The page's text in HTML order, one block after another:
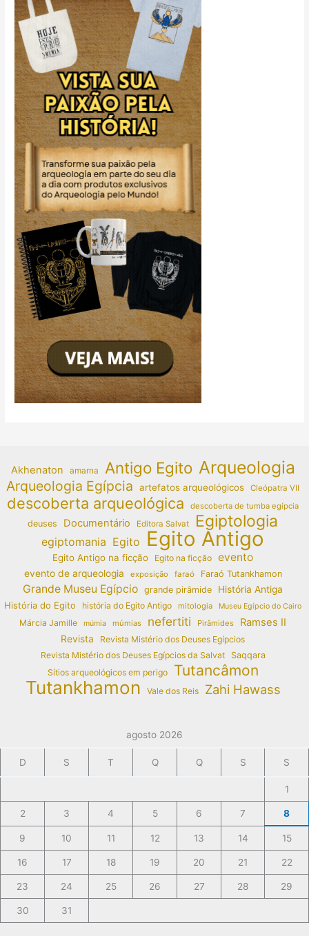
Akhenaton amarna Antigo Egito Arqueologia
Arqueologia Egípcia artefatos arqueológicos Cleópatra VII
descoberta arqueológica descoberta de tumba egípcia
deuses Documentário Editora Salvat Egiptologia
egiptomania Egito Egito Antigo
Egito Antigo na ficção Egito na ficção evento
evento de arqueologia exposição faraó Faraó Tutankhamon
Grande Museu Egípcio grande pirâmide
História Antiga
História do Egito
história do Egito Antigo mitologia Museu Egípcio do Cairo
Márcia Jamille múmia múmias nefertiti Pirâmides Ramses II
Revista
Revista Mistério dos Deuses Egípcios
Revista Mistério dos Deuses Egípcios da Salvat
Saqqara
Sítios arqueológicos em perigo
Tutancâmon
Tutankhamon Vale dos Reis Zahi Hawass
agosto 2026
D S T Q Q S S
1
2 3 4 5 6 7 8
9 10 11 12 13 14 15
16 17 18 19 20 21 22
23 24 25 26 27 28 29
30 31